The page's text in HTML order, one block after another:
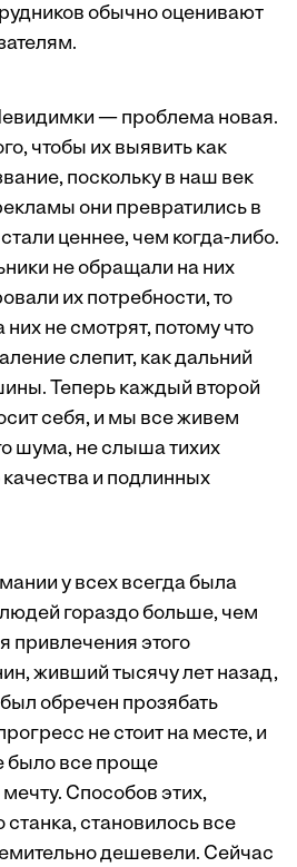
обычно оценивают
— проблема новая.
чтобы их выявить как
поскольку в наш век
они превратились в
ценнее, чем когда-либо.
не обращали на них
их потребности, то
не смотрят, потому что
слепит, как дальний
Теперь каждый второй
себя, и мы все живем
шума, не слыша тихих
и подлинных
у всех всегда была
гораздо больше, чем
привлечения этого
живший тысячу лет назад,
обречен прозябать
не стоит на месте, и
было все проще
Способов этих,
станка, становилось все
дешевели. Сейчас